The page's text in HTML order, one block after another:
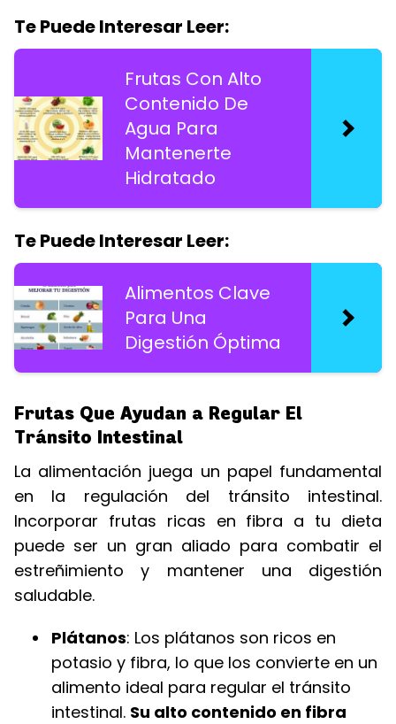
Te Puede Interesar Leer:
Frutas Con Alto
Contenido De
Agua Para
Mantenerte
Hidratado
Te Puede Interesar Leer:
Alimentos Clave
Para Una
Digestión Óptima
Frutas Que Ayudan a Regular El
Tránsito Intestinal
La alimentación juega un papel fundamental
en la regulación del tránsito intestinal.
Incorporar frutas ricas en fibra a tu dieta
puede ser un gran aliado para combatir el
estreñimiento y mantener una digestión
saludable.
Plátanos: Los plátanos son ricos en
potasio y fibra, lo que los convierte en un
alimento ideal para regular el tránsito
intestinal. Su alto contenido en fibra